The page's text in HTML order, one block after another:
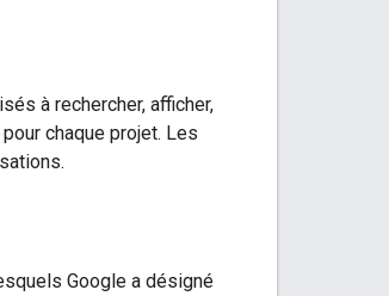
à rechercher, afficher,
chaque projet. Les
Google a désigné